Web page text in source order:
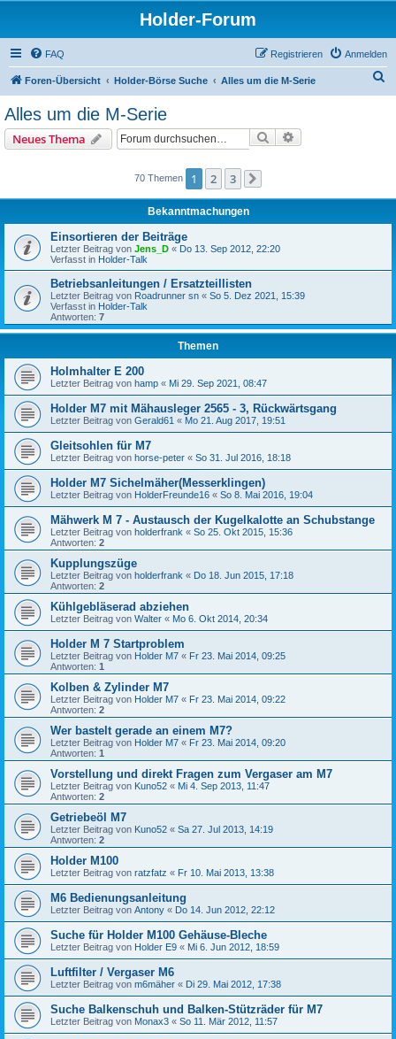
Holder-Forum
FAQ Anmelden
Registrieren
Foren-Übersicht Holder-Börse Suche Alles um die M-Serie
Alles um die M-Serie
Neues Thema Suche
70 Themen 1 2 3
Bekanntmachungen
Einsortieren der Beiträge
Letzter Beitrag von Jens_D « Do 13. Sep 2012, 22:20
Verfasst in Holder-Talk
Betriebsanleitungen / Ersatzteillisten
Letzter Beitrag von Roadrunner sn « So 5. Dez 2021, 15:39
Verfasst in Holder-Talk
Antworten: 7
Themen
Holmhalter E 200
Letzter Beitrag von hamp « Mi 29. Sep 2021, 08:47
Holder M7 mit Mähausleger 2565 - 3, Rückwärtsgang
Letzter Beitrag von Gerald61 « Mo 21. Aug 2017, 19:51
Gleitsohlen für M7
Letzter Beitrag von horse-peter « So 31. Jul 2016, 18:18
Holder M7 Sichelmäher(Messerklingen)
Letzter Beitrag von HolderFreunde16 « So 8. Mai 2016, 19:04
Mähwerk M 7 - Austausch der Kugelkalotte an Schubstange
Letzter Beitrag von holderfrank « So 25. Okt 2015, 15:36
Antworten: 2
Kupplungszüge
Letzter Beitrag von holderfrank « Do 18. Jun 2015, 17:18
Antworten: 2
Kühlgebläserad abziehen
Letzter Beitrag von Walter « Mo 6. Okt 2014, 20:34
Holder M 7 Startproblem
Letzter Beitrag von Holder M7 « Fr 23. Mai 2014, 09:25
Antworten: 1
Kolben & Zylinder M7
Letzter Beitrag von Holder M7 « Fr 23. Mai 2014, 09:22
Antworten: 2
Wer bastelt gerade an einem M7?
Letzter Beitrag von Holder M7 « Fr 23. Mai 2014, 09:20
Antworten: 1
Vorstellung und direkt Fragen zum Vergaser am M7
Letzter Beitrag von Kuno52 « Mi 4. Sep 2013, 11:47
Antworten: 2
Getriebeöl M7
Letzter Beitrag von Kuno52 « Sa 27. Jul 2013, 14:19
Antworten: 2
Holder M100
Letzter Beitrag von ratzfatz « Fr 10. Mai 2013, 13:38
M6 Bedienungsanleitung
Letzter Beitrag von Antony « Do 14. Jun 2012, 22:12
Suche für Holder M100 Gehäuse-Bleche
Letzter Beitrag von Holder E9 « Mi 6. Jun 2012, 18:59
Luftfilter / Vergaser M6
Letzter Beitrag von m6mäher « Di 29. Mai 2012, 17:38
Suche Balkenschuh und Balken-Stützräder für M7
Letzter Beitrag von Monax3 « So 11. Mär 2012, 11:57